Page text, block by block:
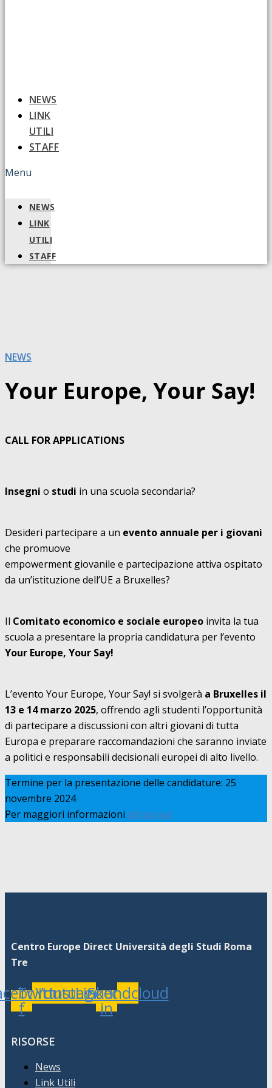
NEWS
LINK
UTILI
STAFF
Menu
NEWS
LINK
UTILI
STAFF
NEWS
Your Europe, Your Say!
CALL FOR APPLICATIONS
Insegni o studi in una scuola secondaria?
Desideri partecipare a un evento annuale per i giovani
che promuove
empowerment giovanile e partecipazione attiva ospitato
da un’istituzione dell’UE a Bruxelles?
Il Comitato economico e sociale europeo invita la tua
scuola a presentare la propria candidatura per l’evento
Your Europe, Your Say!
L’evento Your Europe, Your Say! si svolgerà a Bruxelles il
13 e 14 marzo 2025, offrendo agli studenti l’opportunità
di partecipare a discussioni con altri giovani di tutta
Europa e preparare raccomandazioni che saranno inviate
a politici e responsabili decisionali europei di alto livello.
Termine per la presentazione delle candidature: 25
novembre 2024
Per maggiori informazioni clicca qui
Centro Europe Direct Università degli Studi Roma
Tre
f
Twitter
Youtube
Instagram
Linkedin-
in
Soundcloud
RISORSE
News
Link Utili